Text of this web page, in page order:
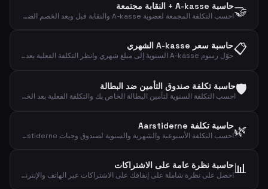
🤝حاسبة A-kasse + النقابة مجتمعة
احسب التكلفة المجمعة لعضوية A-kasse والنقابة قبل وبعد الخصم الضريبي.
📋حاسبة سعر A-kasse الشهري
حوّل رسوم A-kasse السنوية إلى مبلغ شهري وانظر التكلفة الفعلية بعد الخصم الضريبي.
🛡️حاسبة تكلفة صندوق التأمين ضد البطالة
احسب التكلفة السنوية لتأمين البطالة الخاص بك والتكلفة الفعلية بعد الخصم الضريبي.
🌿حاسبة تكلفة Aarstiderne
احسب التكلفة الأسبوعية والشهرية والسنوية لصندوق وجبات Aarstiderne.
📊حاسبة نظرة عامة على الاشتراكات
احصل على نظرة شاملة على إنفاقك على الاشتراكات عبر الهاتف والإنترنت والبث والرياضة والموسيقى والأخبار.